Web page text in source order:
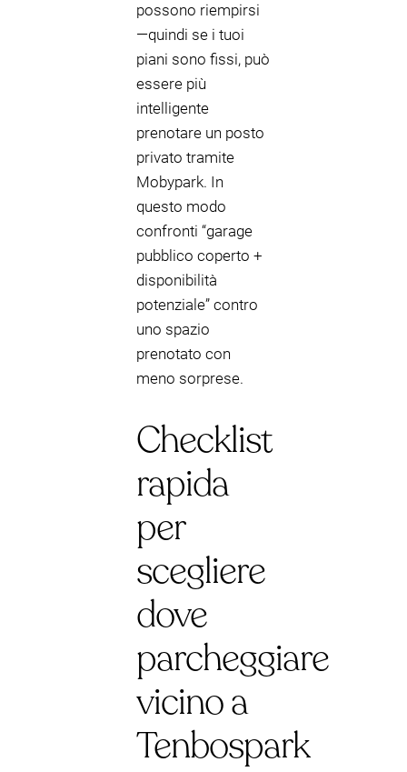
possono riempirsi
—quindi se i tuoi
piani sono fissi, può
essere più
intelligente
prenotare un posto
privato tramite
Mobypark. In
questo modo
confronti “garage
pubblico coperto +
disponibilità
potenziale” contro
uno spazio
prenotato con
meno sorprese.
Checklist
rapida
per
scegliere
dove
parcheggiare
vicino a
Tenbospark